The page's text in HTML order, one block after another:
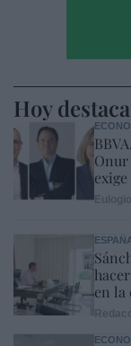
Hoy
Onur
en la